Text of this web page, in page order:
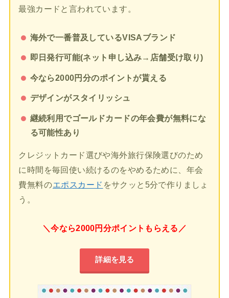
最強カードと言われています。
海外で一番普及しているVISAブランド
即日発行可能(ネット申し込み→店舗受け取り)
今なら2000円分のポイントが貰える
デザインがスタイリッシュ
継続利用でゴールドカードの年会費が無料にな
る可能性あり
クレジットカード選びや海外旅行保険選びのため
に時間を毎回使い続けるのをやめるために、年会
費無料のエポスカード をサクッと5分で作りましょ
う。
＼今なら2000円分ポイントもらえる／
詳細を見る